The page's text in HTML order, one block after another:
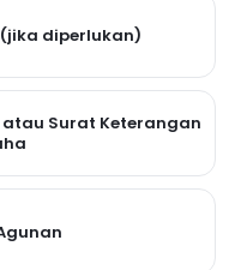
(jika diperlukan)
Surat Keterangan